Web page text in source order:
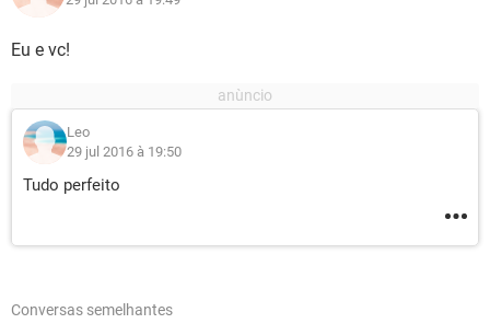
Eu e vc!
Leo
29 jul 2016 à 19:50
Tudo perfeito
Conversas semelhantes